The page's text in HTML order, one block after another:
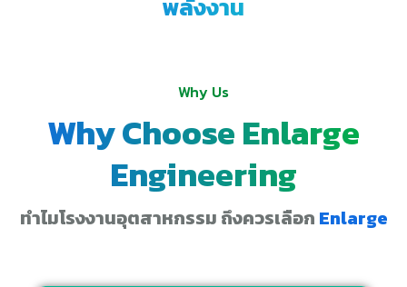
พลังงาน
Why Us
Why Choose Enlarge
Engineering
ทำไมโรงงานอุตสาหกรรม ถึงควรเลือก Enlarge